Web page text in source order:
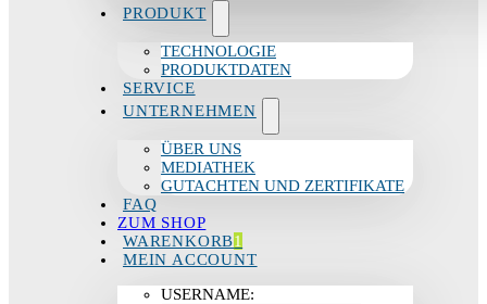
PRODUKT
TECHNOLOGIE
PRODUKTDATEN
SERVICE
UNTERNEHMEN
ÜBER UNS
MEDIATHEK
GUTACHTEN UND ZERTIFIKATE
FAQ
ZUM SHOP
WARENKORB1
MEIN ACCOUNT
USERNAME: